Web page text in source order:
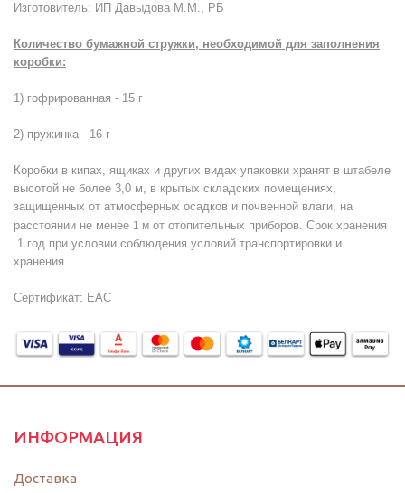
Изготовитель: ИП Давыдова М.М., РБ
Количество бумажной стружки, необходимой для заполнения
коробки:
1) гофрированная - 15 г
2) пружинка - 16 г
Коробки в кипах, ящиках и других видах упаковки хранят в штабеле
высотой не более 3,0 м, в крытых складских помещениях,
защищенных от атмосферных осадков и почвенной влаги, на
расстоянии не менее 1 м от отопительных приборов. Срок хранения
1 год при условии соблюдения условий транспортировки и
хранения.
Сертификат: ЕАС
ИНФОРМАЦИЯ
Доставка